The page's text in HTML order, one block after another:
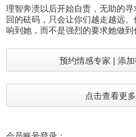
理智奔溃以后开始自责，无助的
回的砝码，只会让你们越走越远
响到她，而不是强烈的要求她做到
预约情感专家 | 添加
点击查看更